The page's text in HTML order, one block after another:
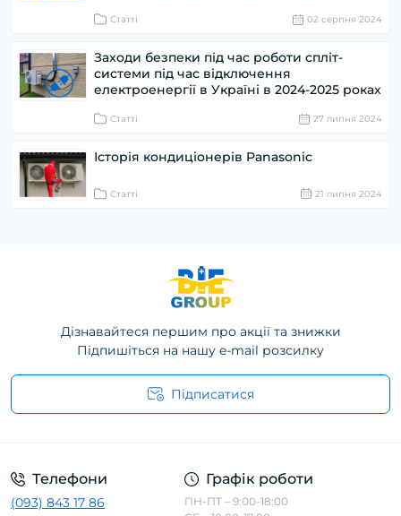
Статті 02 серпня 2024
Заходи безпеки під час роботи спліт-
системи під час відключення
електроенергії в Україні в 2024-2025 роках
Статті 27 липня 2024
Історія кондиціонерів Panasonic
Статті 21 липня 2024
Дізнавайтеся першим про акції та знижки
Підпишіться на нашу e-mail розсилку
Підписатися
Телефони
(093) 843 17 86
Графік роботи
ПН-ПТ – 9:00-18:00